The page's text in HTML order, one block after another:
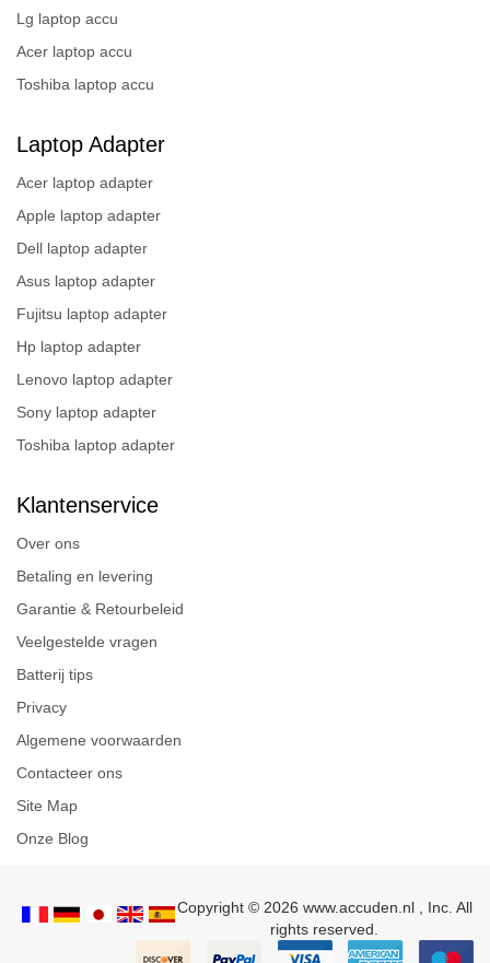
Lg laptop accu
Acer laptop accu
Toshiba laptop accu
Laptop Adapter
Acer laptop adapter
Apple laptop adapter
Dell laptop adapter
Asus laptop adapter
Fujitsu laptop adapter
Hp laptop adapter
Lenovo laptop adapter
Sony laptop adapter
Toshiba laptop adapter
Klantenservice
Over ons
Betaling en levering
Garantie & Retourbeleid
Veelgestelde vragen
Batterij tips
Privacy
Algemene voorwaarden
Contacteer ons
Site Map
Onze Blog
Copyright © 2026 www.accuden.nl , Inc. All
rights reserved.